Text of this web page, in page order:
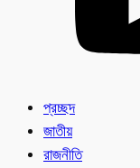
প্রচ্ছদ
জাতীয়
রাজনীতি